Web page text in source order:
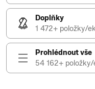
Doplňky
1 472+ položky/
Prohlédnout vše
54 162+